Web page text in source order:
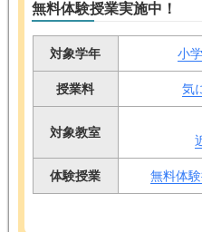
対象学年 小
授業料 気